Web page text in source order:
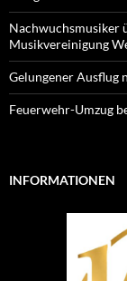
Nachwuchsmusiker
Musikvereinigung
Gelungener Ausflug
Feuerwehr-Umzug
INFORMATIONEN